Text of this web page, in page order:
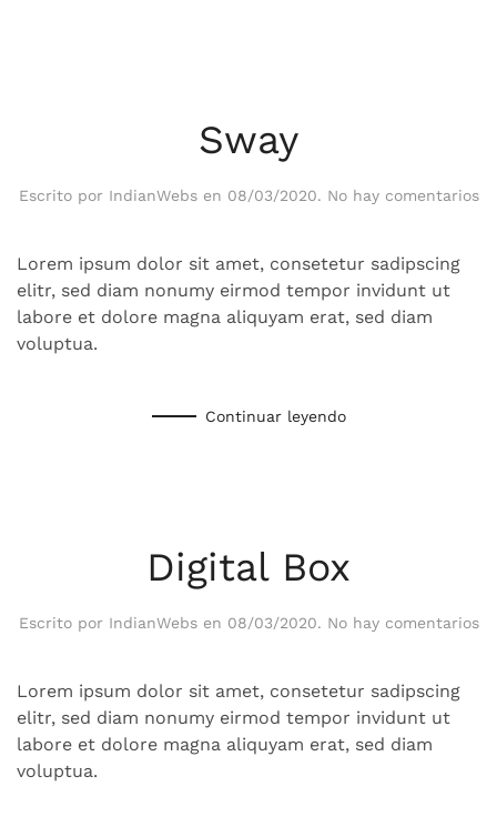
Sway
Escrito por IndianWebsen 08/03/2020. No hay comentariosen
Lorem ipsum dolor sit amet, consetetur sadipscing
elitr, sed diam nonumy eirmod tempor invidunt ut
labore et dolore magna aliquyam erat, sed diam
voluptua.
Continuar leyendo
Digital Box
Escrito por IndianWebsen 08/03/2020. No hay comentariosen
Lorem ipsum dolor sit amet, consetetur sadipscing
elitr, sed diam nonumy eirmod tempor invidunt ut
labore et dolore magna aliquyam erat, sed diam
voluptua.